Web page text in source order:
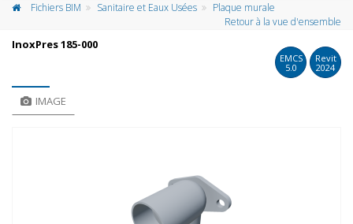
Fichiers BIM Sanitaire et Eaux Usées
Plaque murale
Retour à la vue d'ensemble
InoxPres 185-000
EMCS
5.0
Revit
2024
IMAGE